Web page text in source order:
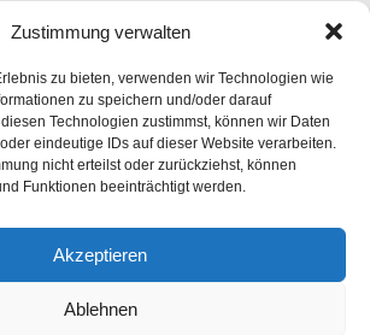
Zustimmung verwalten
zu bieten, verwenden wir Technologien wie
zu speichern und/oder darauf
Technologien zustimmst, können wir Daten
eindeutige IDs auf dieser Website verarbeiten.
nicht erteilst oder zurückziehst, können
Funktionen beeinträchtigt werden.
Akzeptieren
Ablehnen
MAIL